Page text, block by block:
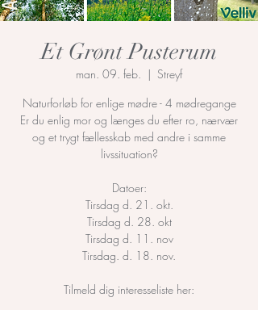
Et Grønt Pusterum
man. 09. feb.
  |
Streyf
Naturforløb for enlige mødre - 4 mødregange
Er du enlig mor og længes du efter ro, nærvær
og et trygt fællesskab med andre i samme
livssituation?
Datoer:
Tirsdag d. 21. okt.
Tirsdag d. 28. okt
Tirsdag d. 11. nov
Tirsdag. d. 18. nov.
Tilmeld dig interesseliste her: